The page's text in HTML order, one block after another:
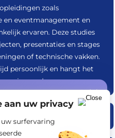
aan uw privacy
surfervaring
zoals
en eventmanagement en
ervaren. Deze studies
presentaties en stages
of technische vakken.
persoonlijk en hangt het
van leren.